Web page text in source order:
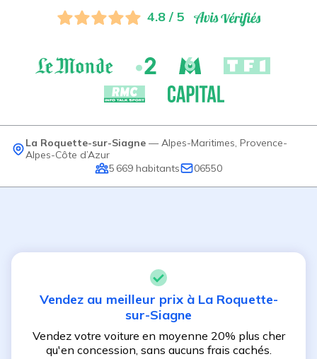
4.8 / 5
La Roquette-sur-Siagne — Alpes-Maritimes, Provence-
Alpes-Côte d’Azur
5 669 habitants 06550
Vendez au meilleur prix à La Roquette-
sur-Siagne
Vendez votre voiture en moyenne 20% plus cher
qu'en concession, sans aucuns frais cachés.